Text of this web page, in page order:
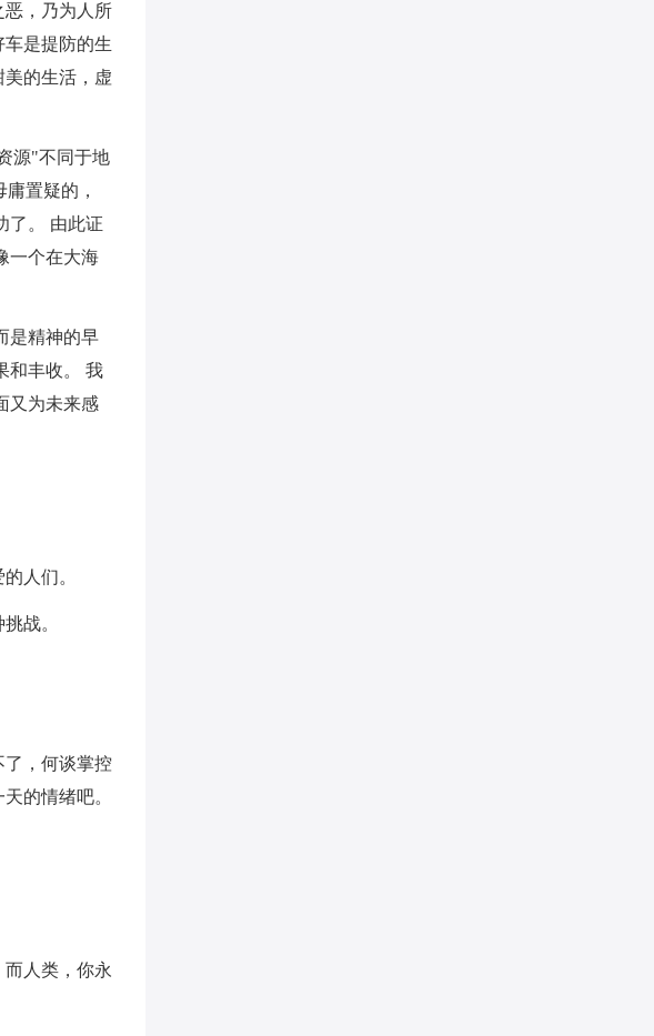
恶，乃为人所
是提防的生
的生活，虚
源"不同于地
置疑的，
了。 由此证
一个在大海
是精神的早
和丰收。 我
又为未来感
人们。
战。
了，何谈掌控
的情绪吧。
人类，你永